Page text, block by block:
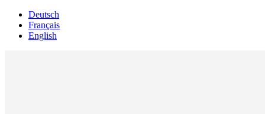
Deutsch
Français
English